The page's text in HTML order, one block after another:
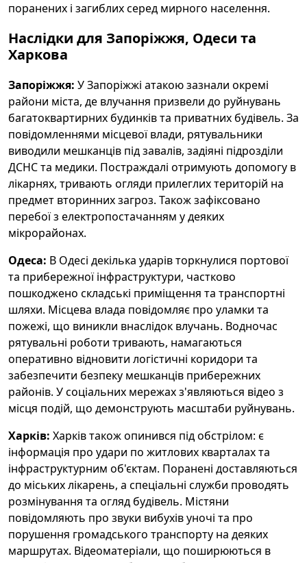
поранених і загиблих серед мирного населення.
Наслідки для Запоріжжя, Одеси та
Харкова
Запоріжжя: У Запоріжжі атакою зазнали окремі
райони міста, де влучання призвели до руйнувань
багатоквартирних будинків та приватних будівель. За
повідомленнями місцевої влади, рятувальники
виводили мешканців під завалів, задіяні підрозділи
ДСНС та медики. Постраждалі отримують допомогу в
лікарнях, тривають огляди прилеглих територій на
предмет вторинних загроз. Також зафіксовано
перебої з електропостачанням у деяких
мікрорайонах.
Одеса: В Одесі декілька ударів торкнулися портової
та прибережної інфраструктури, частково
пошкоджено складські приміщення та транспортні
шляхи. Місцева влада повідомляє про уламки та
пожежі, що виникли внаслідок влучань. Водночас
рятувальні роботи тривають, намагаються
оперативно відновити логістичні коридори та
забезпечити безпеку мешканців прибережних
районів. У соціальних мережах з'являються відео з
місця подій, що демонструють масштаби руйнувань.
Харків: Харків також опинився під обстрілом: є
інформація про удари по житлових кварталах та
інфраструктурним об'єктам. Поранені доставляються
до міських лікарень, а спеціальні служби проводять
розмінування та огляд будівель. Містяни
повідомляють про звуки вибухів уночі та про
порушення громадського транспорту на деяких
маршрутах. Відеоматеріали, що поширюються в